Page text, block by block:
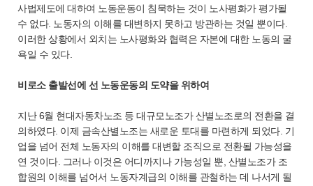
사법제도에 대하여 노동운동이 침묵하는 것이 노사평화가 평가될
수 없다. 노동자의 이해를 대변하지 못하고 방관하는 것일 뿐이다.
이러한 상황에서 외치는 노사평화와 협력은 자본에 대한 노동의 굴
욕일 수 있다.
비로소 출발선에 선 노동운동의 도약을 위하여
지난 6월 현대자동차노조 등 대규모노조가 산별노조로의 전환을 결
의하였다. 이제 금속산별노조는 새로운 토대를 마련하게 되었다. 기
업을 넘어 전체 노동자의 이해를 대변할 조직으로 전환될 가능성을
연 것이다. 그러나 이것은 어디까지나 가능성일 뿐, 산별노조가 조
합원의 이해를 넘어서 노동자계급의 이해를 관철하는 데 나서게 될